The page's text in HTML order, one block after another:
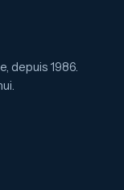
depuis 1986.